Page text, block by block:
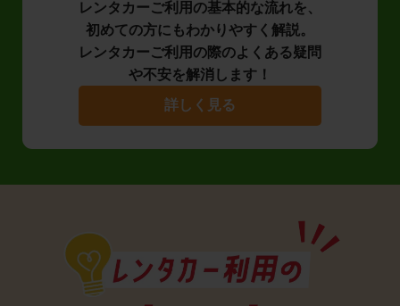
レンタカーご利用の基本的な流れを、
初めての方にもわかりやすく解説。
レンタカーご利用の際のよくある疑問
や不安を解消します！
詳しく見る